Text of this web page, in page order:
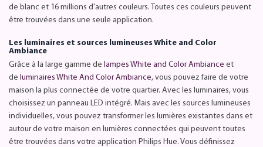
de blanc et 16 millions d'autres couleurs. Toutes ces couleurs peuvent
être trouvées dans une seule application.
Les luminaires et sources lumineuses White and Color
Ambiance
Grâce à la large gamme de lampes White and Color Ambiance et
de luminaires White And Color Ambiance, vous pouvez faire de votre
maison la plus connectée de votre quartier. Avec les luminaires, vous
choisissez un panneau LED intégré. Mais avec les sources lumineuses
individuelles, vous pouvez transformer les lumières existantes dans et
autour de votre maison en lumières connectées qui peuvent toutes
être trouvées dans votre application Philips Hue. Vous définissez